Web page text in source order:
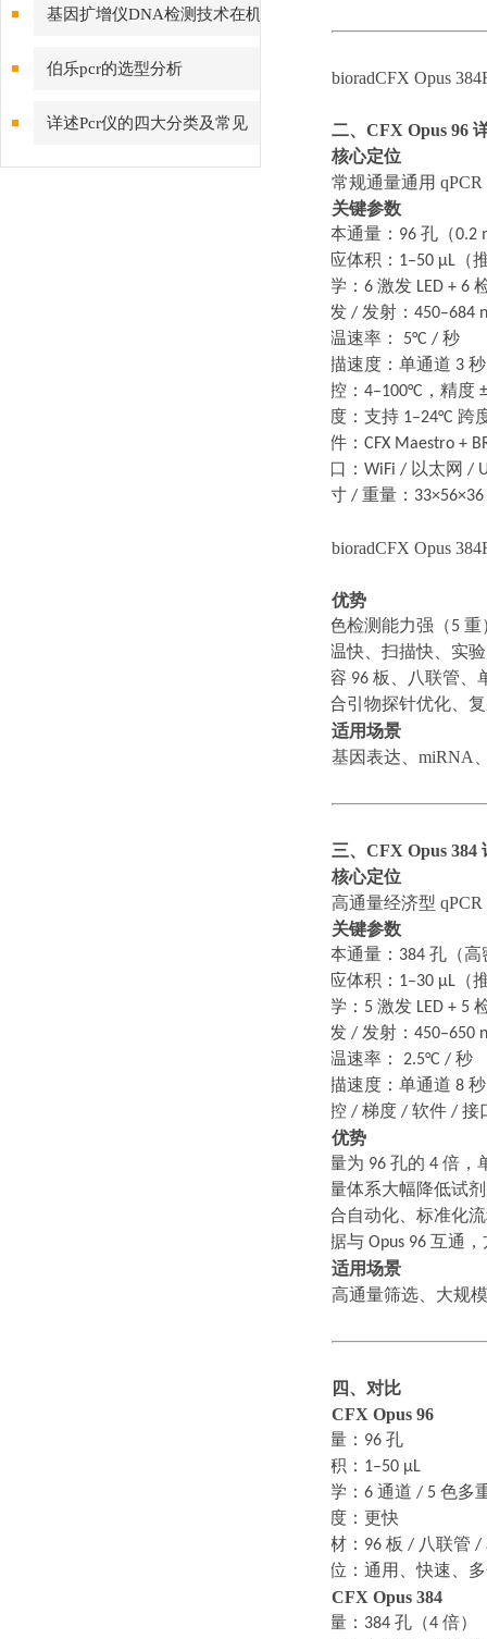
基因扩增仪DNA检测技术在机
关破案的应用
伯乐pcr的选型分析
详述Pcr仪的四大分类及常见
问题解答
bioradCFX Opus
二、 CFX Opus 96
核心定位
常规通量通用
关键参数
样本通量： 96 孔（0.2
反应体积： 1–50 μL （
光学： 6 激发 LED + 6
激发 / 发射： 450–684
升温速率： 5°C / 秒
扫描速度：单通道 3
温控： 4–100°C ，精度
梯度：支持 1–24°C 跨
软件： CFX Maestro +
接口： WiFi / 以太网 /
尺寸 / 重量：
bioradCFX Opus
优势
多色检测能力强（ 5 重
升温快、扫描快、实
兼容 96 板、八联管、
适合引物探针优化、
适用场景
基因表达、 miRNA
三、 CFX Opus 384
核心定位
高通量经济型
关键参数
样本通量： 384 孔（高
反应体积： 1–30 μL （
光学： 5 激发 LED + 5
激发 / 发射： 450–650
升温速率： 2.5°C / 秒
扫描速度：单通道 8
温控 / 梯度 / 软件 / 接
优势
通量为 96 孔的 4 倍，
微量体系大幅降低试
适合自动化、标准化
数据与 Opus 96 互通
适用场景
高通量筛选、大规
四、对比
CFX Opus 96
通量： 96 孔
体积： 1–50 μL
光学： 6 通道 / 5 色多
速度：更快
耗材： 96 板 / 八联管 /
定位：通用、快速、
CFX Opus 384
通量： 384 孔（4 倍）